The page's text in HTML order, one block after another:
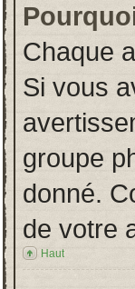
Chaque
Si vous
groupe
donné.
de votre
Haut